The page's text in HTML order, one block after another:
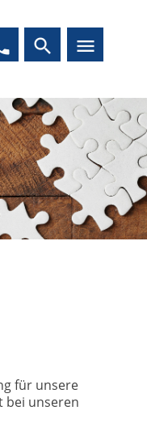
search menu
für unsere
bei unseren